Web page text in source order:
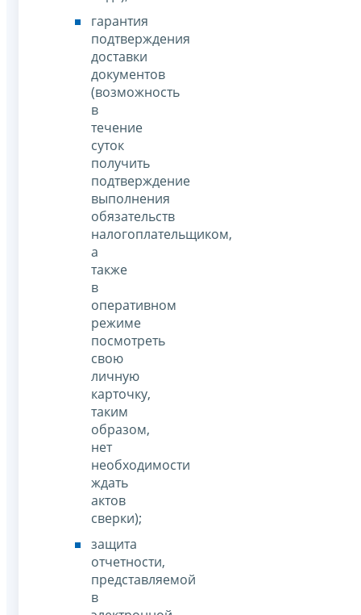
гарантия
подтверждения
доставки
документов
(возможность
в
течение
суток
получить
подтверждение
выполнения
обязательств
налогоплательщиком,
а
также
в
оперативном
режиме
посмотреть
свою
личную
карточку,
таким
образом,
нет
необходимости
ждать
актов
сверки);
защита
отчетности,
представляемой
в